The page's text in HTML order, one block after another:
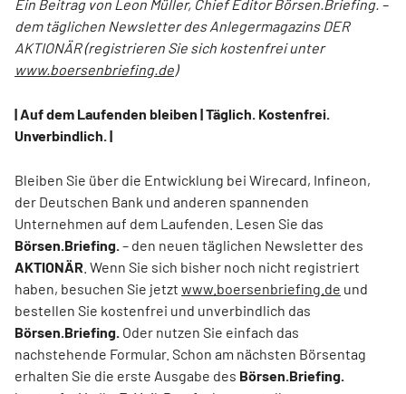
Ein Beitrag von Leon Müller, Chief Editor Börsen.Briefing. –
dem täglichen Newsletter des Anlegermagazins DER
AKTIONÄR (registrieren Sie sich kostenfrei unter
www.boersenbriefing.de)
| Auf dem Laufenden bleiben | Täglich. Kostenfrei.
Unverbindlich. |
Bleiben Sie über die Entwicklung bei Wirecard, Infineon,
der Deutschen Bank und anderen spannenden
Unternehmen auf dem Laufenden. Lesen Sie das
Börsen.Briefing.– den neuen täglichen Newsletter des
AKTIONÄR . Wenn Sie sich bisher noch nicht registriert
haben, besuchen Sie jetzt www.boersenbriefing.de und
bestellen Sie kostenfrei und unverbindlich das
Börsen.Briefing. Oder nutzen Sie einfach das
nachstehende Formular. Schon am nächsten Börsentag
erhalten Sie die erste Ausgabe des Börsen.Briefing.